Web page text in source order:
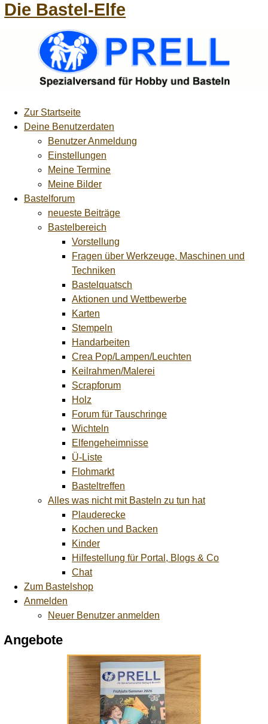
Die Bastel-Elfe
Zur Startseite
Deine Benutzerdaten
Benutzer Anmeldung
Einstellungen
Meine Termine
Meine Bilder
Bastelforum
neueste Beiträge
Bastelbereich
Vorstellung
Fragen über Werkzeuge, Maschinen und
Techniken
Bastelquatsch
Aktionen und Wettbewerbe
Karten
Stempeln
Handarbeiten
Crea Pop/Lampen/Leuchten
Keilrahmen/Malerei
Scrapforum
Holz
Forum für Tauschringe
Wichteln
Elfengeheimnisse
Ü-Liste
Flohmarkt
Basteltreffen
Alles was nicht mit Basteln zu tun hat
Plauderecke
Kochen und Backen
Kinder
Hilfestellung für Portal, Blogs & Co
Chat
Zum Bastelshop
Anmelden
Neuer Benutzer anmelden
Angebote